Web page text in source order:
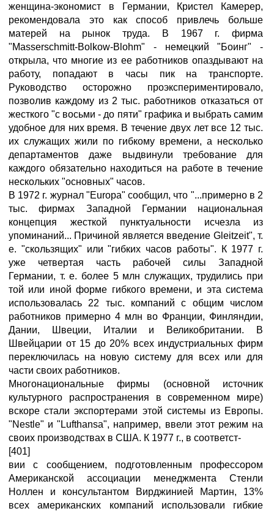
женщина-экономист в Германии, Кристел Камерер,
рекомендовала это как способ привлечь больше
матерей на рынок труда. В 1967 г. фирма
"Masserschmitt-Bolkow-Blohm" - немецкий "Боинг" -
открыла, что многие из ее работников опаздывают на
работу, попадают в часы пик на транспорте.
Руководство осторожно проэкспериментировало,
позволив каждому из 2 тыс. работников отказаться от
жесткого "с восьми - до пяти" графика и выбрать самим
удобное для них время. В течение двух лет все 12 тыс.
их служащих жили по гибкому времени, а несколько
департаментов даже выдвинули требование для
каждого обязательно находиться на работе в течение
нескольких "основных" часов.
В 1972 г. журнал "Europa" сообщил, что "...примерно в 2
тыс. фирмах Западной Германии национальная
концепция жесткой пунктуальности исчезла из
упоминаний... Причиной является введение Gleitzeit", т.
е. "скользящих" или "гибких часов работы". К 1977 г.
уже четвертая часть рабочей силы Западной
Германии, т. е. более 5 млн служащих, трудились при
той или иной форме гибкого времени, и эта система
использовалась 22 тыс. компаний с общим числом
работников примерно 4 млн во Франции, Финляндии,
Дании, Швеции, Италии и Великобритании. В
Швейцарии от 15 до 20% всех индустриальных фирм
переключилась на новую систему для всех или для
части своих работников.
Многонациональные фирмы (основной источник
культурного распространения в современном мире)
вскоре стали экспортерами этой системы из Европы.
"Nestle" и "Lufthansa", например, ввели этот режим на
своих производствах в США. К 1977 г., в соответст-
[401]
вии с сообщением, подготовленным профессором
Американской ассоциации менеджмента Стенли
Ноллен и консультантом Вирджинией Мартин, 13%
всех американских компаний использовали гибкие